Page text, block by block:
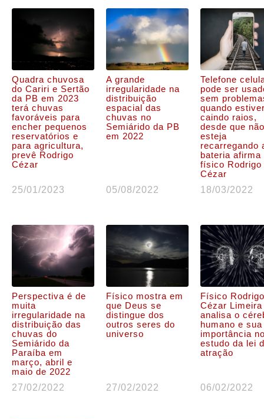
Quadra chuvosa
do Cariri e Sertão
da PB em 2023
terá chuvas
favoráveis para
encher pequenos
reservatórios e
para agricultura,
prevê Rodrigo
Cézar
25/01/2023
A grande
irregularidade na
distribuição
espacial das
chuvas no
Semiárido da PB
em 2022
05/08/2022
Telefone
pode ser
sem
quando
caindo raios,
desde que não
esteja
recarregando
bateria afirma
físico Rodrigo
Cézar
18/03/2022
Perspectiva é de
muita
irregularidade na
distribuição das
chuvas do
Semiárido da
Paraíba em
março, abril e
maio de 2022
27/02/2022
Físico mostra em
que Deus se
distingue dos
outros seres do
universo
27/02/2022
Físico Rodrigo
Cézar Limeira
analisa o
humano e sua
importância
estudo da lei
atração
06/02/2022